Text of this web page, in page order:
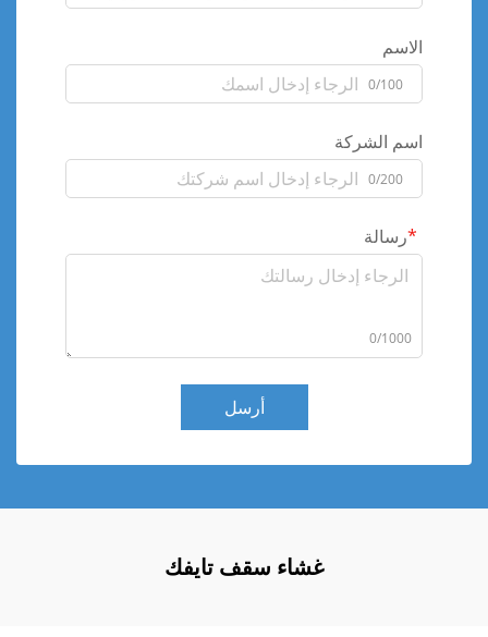
الاسم
0/100
اسم الشركة
0/200
رسالة
0/1000
أرسل
غشاء سقف تايفك